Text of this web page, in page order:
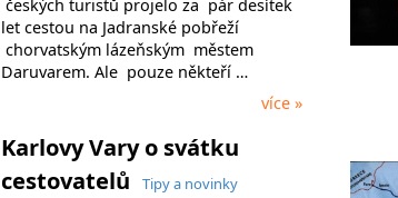
českých turistů projelo za pár desítek
let cestou na Jadranské pobřeží
chorvatským lázeňským městem
Daruvarem. Ale pouze někteří …
více »
Karlovy Vary o svátku
cestovatelů
Tipy a novinky